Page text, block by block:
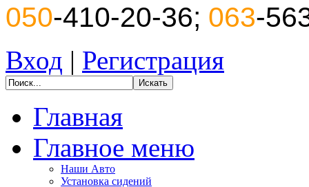
050-410-20-36; 063-
Вход | Регистрация
Главная
Главное меню
Наши Авто
Установка сидений